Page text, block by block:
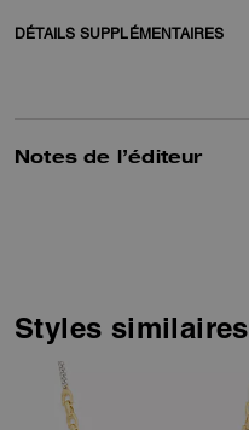
DÉTAILS SUPPLÉMENTAIRES
Notes de l’éditeur
Styles similaires